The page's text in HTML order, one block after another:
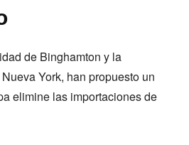
de Binghamton y la
York, han propuesto un
elimine las importaciones de